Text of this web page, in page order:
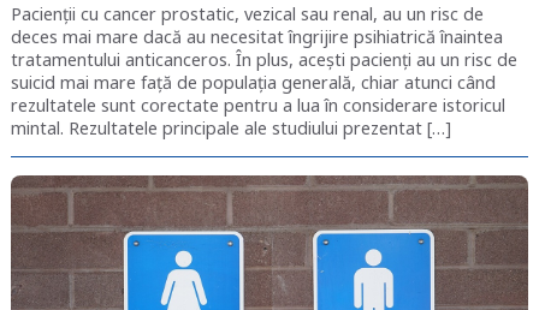
Pacienții cu cancer prostatic, vezical sau renal, au un risc de
deces mai mare dacă au necesitat îngrijire psihiatrică înaintea
tratamentului anticanceros. În plus, acești pacienți au un risc de
suicid mai mare față de populația generală, chiar atunci când
rezultatele sunt corectate pentru a lua în considerare istoricul
mintal. Rezultatele principale ale studiului prezentat […]